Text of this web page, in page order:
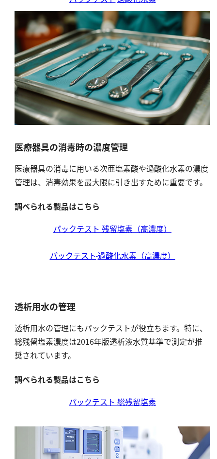
医療器具の消毒時の濃度管理
医療器具の消毒に用いる次亜塩素酸や過酸化水素の濃度
管理は、消毒効果を最大限に引き出すために重要です。
調べられる製品はこちら
パックテスト 残留塩素（高濃度）
パックテスト過酸化水素（高濃度）
透析用水の管理
透析用水の管理にもパックテストが役立ちます。特に、
総残留塩素濃度は2016年版透析液水質基準で測定が推
奨されています。
調べられる製品はこちら
パックテスト 総残留塩素
硫化物（硫化水素）
亜硫酸
硫酸
窒素
アンモニウム
亜硝酸
硝酸
りん酸
その他
アルカリ度
シアン
界面活性剤
ふっ素
油分
グルコース
オゾン
フェノール